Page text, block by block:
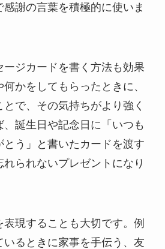
感謝の言葉を積極的に使いま
ージカードを書く方法も効果
かをしてもらったときに、
で、その気持ちがより強く
誕生日や記念日に「いつも
う」と書いたカードを渡す
れられないプレゼントになり
表現することも大切です。例
いるときに家事を手伝う、友